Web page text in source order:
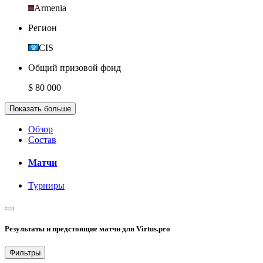
Armenia
Регион
CIS
Общий призовой фонд
$ 80 000
Показать больше
Обзор
Состав
Матчи
Турниры
Результаты и предстоящие матчи для Virtus.pro
Фильтры